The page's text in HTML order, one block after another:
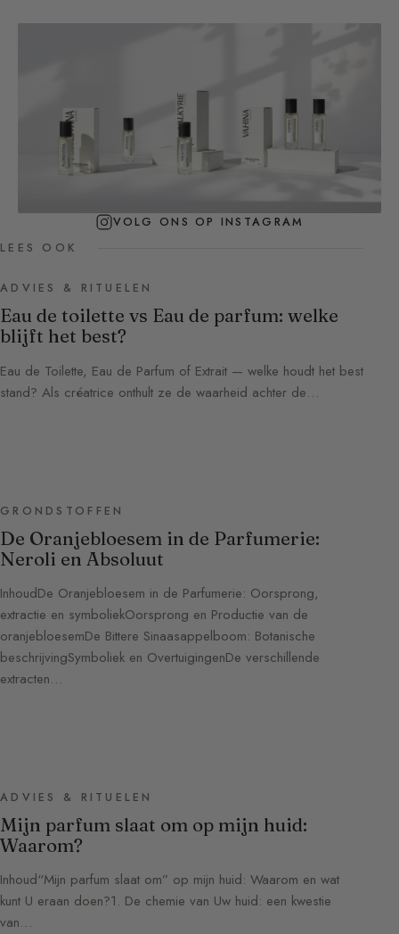
VOLG ONS OP INSTAGRAM
LEES OOK
ADVIES & RITUELEN
Eau de toilette vs Eau de parfum: welke
blijft het best?
Eau de Toilette, Eau de Parfum of Extrait — welke houdt het best
stand? Als créatrice onthult ze de waarheid achter de…
GRONDSTOFFEN
De Oranjebloesem in de Parfumerie:
Neroli en Absoluut
InhoudDe Oranjebloesem in de Parfumerie: Oorsprong,
extractie en symboliekOorsprong en Productie van de
oranjebloesemDe Bittere Sinaasappelboom: Botanische
beschrijvingSymboliek en OvertuigingenDe verschillende
extracten…
ADVIES & RITUELEN
Mijn parfum slaat om op mijn huid:
Waarom?
Inhoud“Mijn parfum slaat om” op mijn huid: Waarom en wat
kunt U eraan doen?1. De chemie van Uw huid: een kwestie
van…